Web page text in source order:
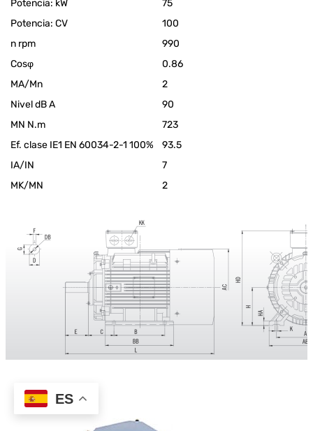
Potencia: kW
75
Potencia: CV
100
n rpm
990
Cosφ
0.86
MA/Mn
2
Nivel dB A
90
MN N.m
723
Ef. clase IE1 EN 60034-2-1 100%
93.5
IA/IN
7
MK/MN
2
ES